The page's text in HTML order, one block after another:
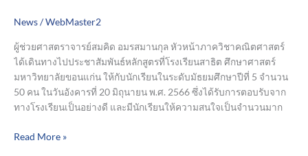
News/WebMaster2
ผู้ช่วยศาสตราจารย์สมคิด อมรสมานกุล หัวหน้าภาควิชาคณิตศาสตร์
ได้เดินทางไปประชาสัมพันธ์หลักสูตรที่โรงเรียนสาธิต ศึกษาศาสตร์
มหาวิทยาลัยขอนแก่น ให้กับนักเรียนในระดับมัธยมศึกษาปีที่ 5 จำนวน
50 คน ในวันอังคารที่ 20 มิถุนายน พ.ศ. 2566 ซึ่งได้รับการตอบรับจาก
ทางโรงเรียนเป็นอย่างดี และมีนักเรียนให้ความสนใจเป็นจำนวนมาก
Read More »